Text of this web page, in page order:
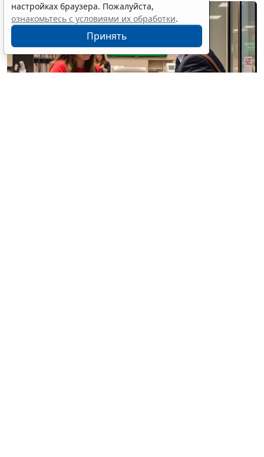
настройках браузера. Пожалуйста,
ознакомьтесь с условиями их обработки.
Принять